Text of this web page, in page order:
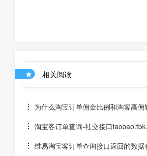
相关阅读
为什么淘宝订单佣金比例和淘客高
淘宝客订单查询-社交接口
维易淘宝客订单查询接口返回的数